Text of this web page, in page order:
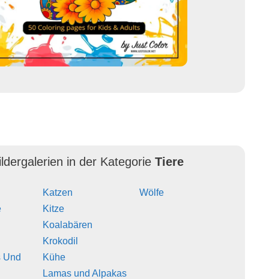
in der KategorieTiere
Und
Katzen
Kitze
Koalabären
Krokodil
Kühe
Lamas und Alpakas
Wölfe